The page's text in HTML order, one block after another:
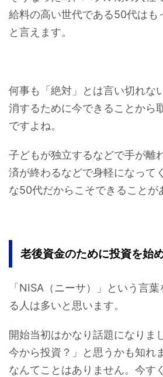
給料の高い世代である50代はも
と言えます。
何事も「絶対」とは言い切れな
消するために今できることから
ですよね。
子どもが独立するなどで手が離
済が終わるなどで身軽になって
な50代だからこそできることが
老後資金のために投資を始
「NISA（ニーサ）」という言
る人は多いと思います。
開始当初はかなり話題になりま
今から投資？」と思うかも知れ
なんてことはありません。今す